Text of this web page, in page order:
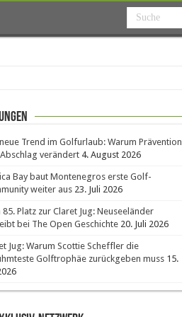
Trend im Golfurlaub: Warum Prävention
verändert 4. August 2026
Bay baut Montenegros erste Golf-
weiter aus 23. Juli 2026
85. Platz zur Claret Jug: Neuseeländer
bei The Open Geschichte 20. Juli 2026
Jug: Warum Scottie Scheffler die
Golftrophäe zurückgeben muss 15.